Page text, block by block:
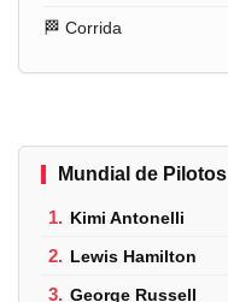
🏁 Corrida
Mundial de Pilotos
1. Kimi Antonelli
2. Lewis Hamilton
3. George Russell